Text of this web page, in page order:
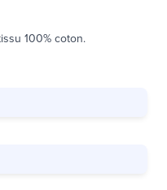
100% coton.